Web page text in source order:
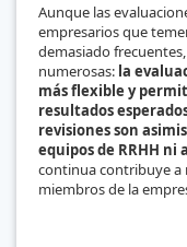
Aunque las
empresarios que
demasiado
numerosas: la
más flexible y
resultados
revisiones son
equipos de RRHH ni
continua contribuye a
miembros de la